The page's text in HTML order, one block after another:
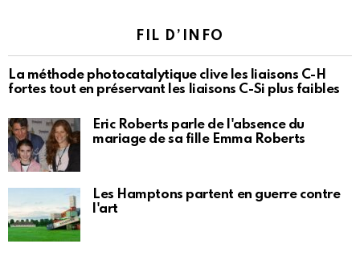
FIL D’INFO
La méthode photocatalytique clive les liaisons C-H
fortes tout en préservant les liaisons C-Si plus faibles
Eric Roberts parle de l'absence du
mariage de sa fille Emma Roberts
Les Hamptons partent en guerre contre
l'art